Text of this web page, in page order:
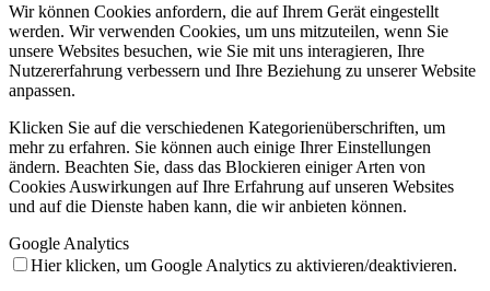
Wir können Cookies anfordern, die auf Ihrem Gerät eingestellt
werden. Wir verwenden Cookies, um uns mitzuteilen, wenn Sie
unsere Websites besuchen, wie Sie mit uns interagieren, Ihre
Nutzererfahrung verbessern und Ihre Beziehung zu unserer Website
anpassen.
Klicken Sie auf die verschiedenen Kategorienüberschriften, um
mehr zu erfahren. Sie können auch einige Ihrer Einstellungen
ändern. Beachten Sie, dass das Blockieren einiger Arten von
Cookies Auswirkungen auf Ihre Erfahrung auf unseren Websites
und auf die Dienste haben kann, die wir anbieten können.
Google Analytics
Hier klicken, um Google Analytics zu aktivieren/deaktivieren.